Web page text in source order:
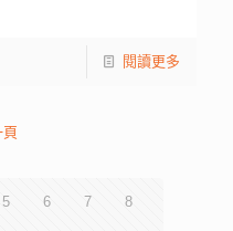
閱讀更多
頁
5 6 7 8